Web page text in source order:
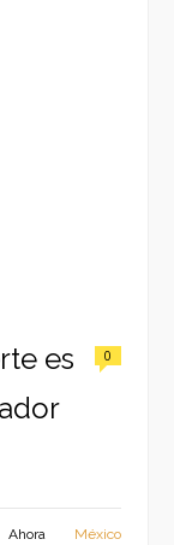
es
0
Ahora México